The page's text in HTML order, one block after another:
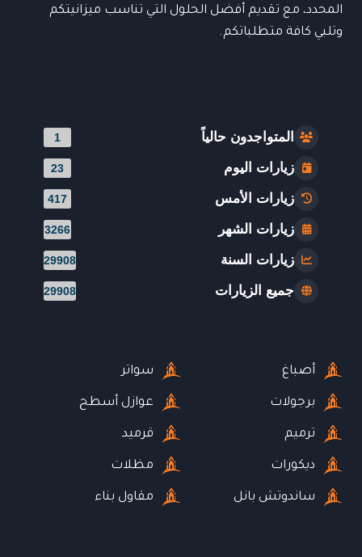
المحدد، مع تقديم أفضل الحلول التي تناسب ميزانيتكم
وتلبي كافة متطلباتكم.
المتواجدون حالياً 1
زيارات اليوم 23
زيارات الأمس 417
زيارات الشهر 3266
زيارات السنة 29908
جميع الزيارات 29908
أصباغ
برجولات
ترميم
ديكورات
ساندوتش بانل
سواتر
عوازل أسطح
قرميد
مظلات
مقاول بناء